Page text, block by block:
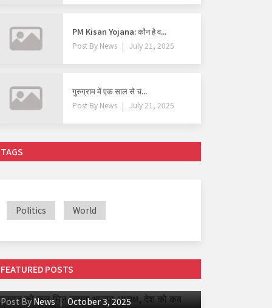
PM Kisan Yojana: कौन है व...
Post By News July 21, 2025
गुरुग्राम में एक साल से च...
Post By News July 21, 2025
TAGS
Politics World
FEATURED POSTS
गुजरात को कल मिल जाएगा भाजपा अध्यक्ष, देश को कब
Post ByNews October 3, 2025